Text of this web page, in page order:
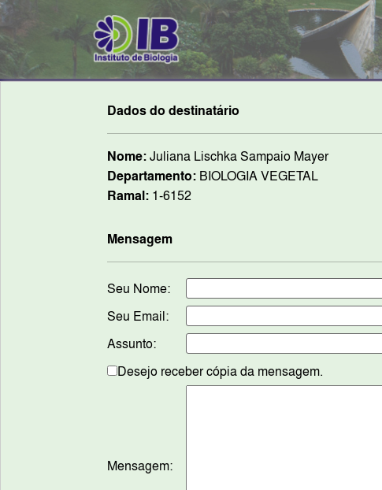
Dados do destinatário
Nome:Juliana Lischka Sampaio Mayer
Departamento:BIOLOGIA VEGETAL
Ramal:1-6152
Mensagem
Seu Nome:
Seu Email:
Assunto:
Desejo receber cópia da mensagem.
Mensagem: